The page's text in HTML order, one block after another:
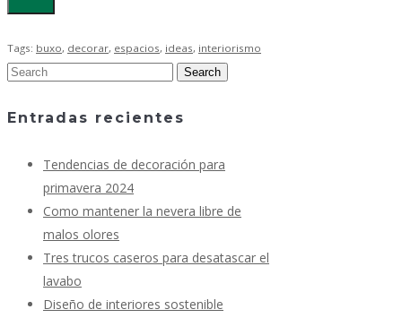
Tags: buxo, decorar, espacios, ideas, interiorismo
Entradas recientes
Tendencias de decoración para
primavera 2024
Como mantener la nevera libre de
malos olores
Tres trucos caseros para desatascar el
lavabo
Diseño de interiores sostenible